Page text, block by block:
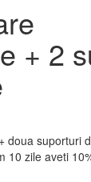
+ 2
doua suporturi
10 zile aveti